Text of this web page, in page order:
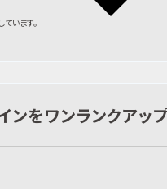
います。
ンをワンランクアッ